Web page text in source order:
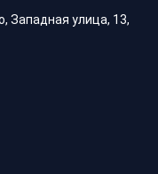
Западная улица, 13,